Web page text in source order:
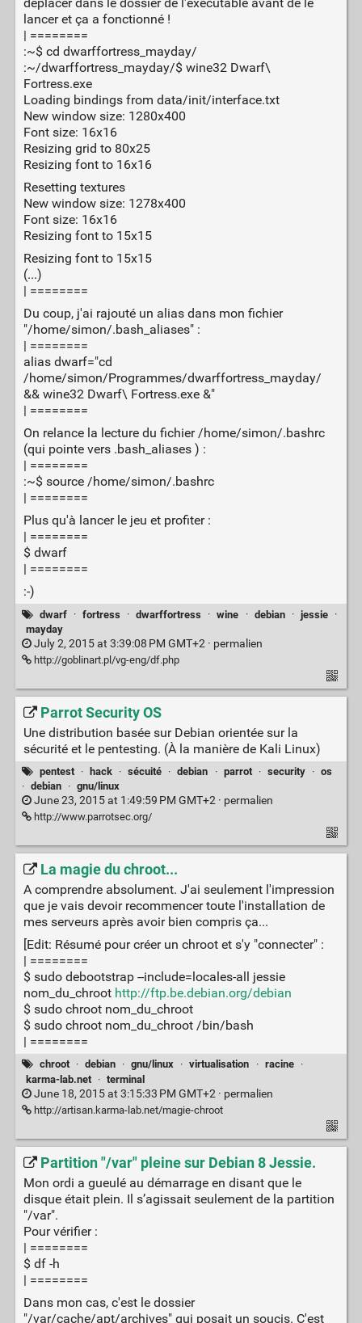
déplacer dans le dossier de l'exécutable avant de le
lancer et ça a fonctionné !
| ========
:~$ cd dwarffortress_mayday/
:~/dwarffortress_mayday/$ wine32 Dwarf\
Fortress.exe
Loading bindings from data/init/interface.txt
New window size: 1280x400
Font size: 16x16
Resizing grid to 80x25
Resizing font to 16x16
Resetting textures
New window size: 1278x400
Font size: 16x16
Resizing font to 15x15
Resizing font to 15x15
(...)
| ========
Du coup, j'ai rajouté un alias dans mon fichier
"/home/simon/.bash_aliases" :
| ========
alias dwarf="cd
/home/simon/Programmes/dwarffortress_mayday/
&& wine32 Dwarf\ Fortress.exe &"
| ========
On relance la lecture du fichier /home/simon/.bashrc
(qui pointe vers .bash_aliases ) :
| ========
:~$ source /home/simon/.bashrc
| ========
Plus qu'à lancer le jeu et profiter :
| ========
$ dwarf
| ========
:-)
dwarf · fortress · dwarffortress · wine · debian · jessie
·
mayday
July 2, 2015 at 3:39:08 PM GMT+2 · permalien
http://goblinart.pl/vg-eng/df.php
Parrot Security OS
Une distribution basée sur Debian orientée sur la
sécurité et le pentesting. (À la manière de Kali Linux)
pentest · hack · sécuité · debian · parrot · security · os
· debian · gnu/linux
June 23, 2015 at 1:49:59 PM GMT+2 · permalien
http://www.parrotsec.org/
La magie du chroot...
A comprendre absolument. J'ai seulement l'impression
que je vais devoir recommencer toute l'installation de
mes serveurs après avoir bien compris ça...
[Edit: Résumé pour créer un chroot et s'y "connecter" :
| ========
$ sudo debootstrap --include=locales-all jessie
nom_du_chroot http://ftp.be.debian.org/debian
$ sudo chroot nom_du_chroot
$ sudo chroot nom_du_chroot /bin/bash
| ========
chroot · debian · gnu/linux · virtualisation · racine
·
karma-lab.net
· terminal
June 18, 2015 at 3:15:33 PM GMT+2 · permalien
http://artisan.karma-lab.net/magie-chroot
Partition "/var" pleine sur Debian 8 Jessie.
Mon ordi a gueulé au démarrage en disant que le
disque était plein. Il s’agissait seulement de la partition
"/var".
Pour vérifier :
| ========
$ df -h
| ========
Dans mon cas, c'est le dossier
"/var/cache/apt/archives" qui posait un soucis. C'est